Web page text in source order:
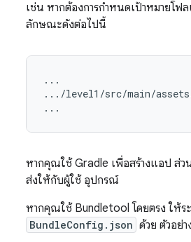
เช่น หากต้องการกำหนดเป้าหมายโ
ลักษณะดังต่อไปนี้
...
.../level1/src/main/
หากคุณใช้ Gradle เพื่อสร้างแอป ส่ว
ส่งให้กับผู้ใช้ อุปกรณ์
หากคุณใช้ Bundletool โดยตรง ให้ร
BundleConfig.json ด้วย ตัวอย่